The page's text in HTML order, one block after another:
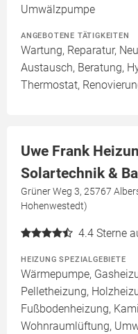
Umwälzpumpe
ANGEBOTENE TÄTIGKEITEN
Wartung, Reparatur,
Austausch, Beratung,
Thermostat,
Uwe Frank
Solartechnik &
Grüner Weg 3, 25767
Hohenwestedt)
4.4 Sterne
HEIZUNG SPEZIALGEBIETE
Wärmepumpe,
Pelletheizung,
Fußbodenheizung,
Wohnraumlüftung,